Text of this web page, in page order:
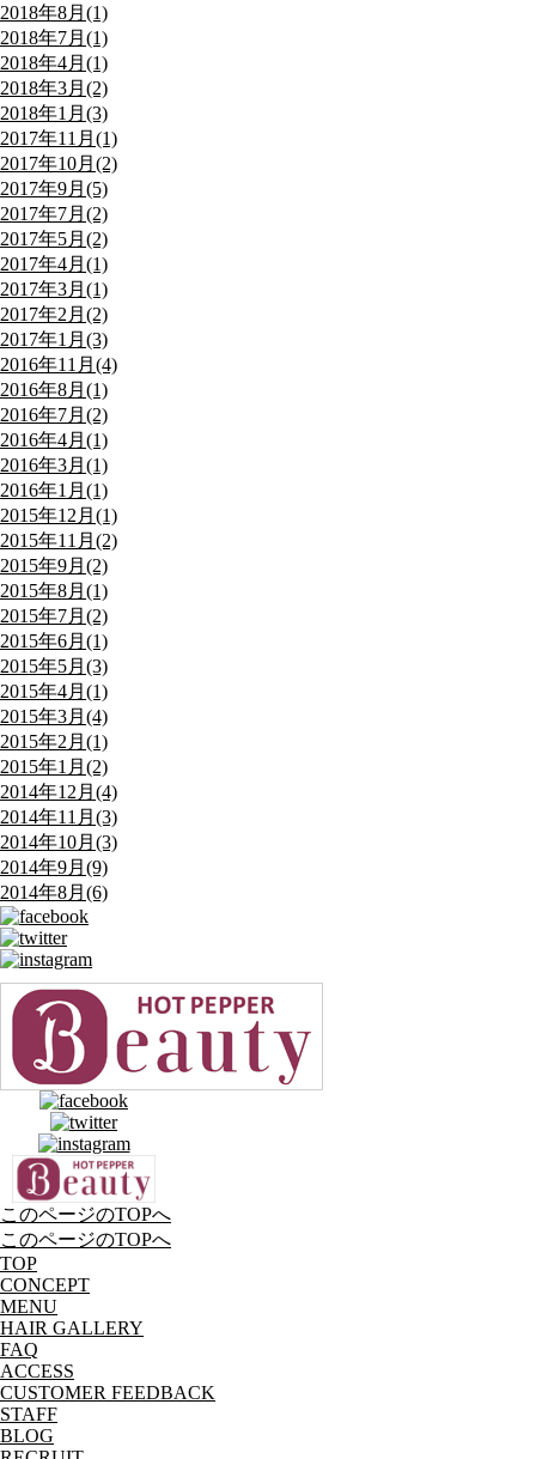
2018年8月(1)
2018年7月(1)
2018年4月(1)
2018年3月(2)
2018年1月(3)
2017年11月(1)
2017年10月(2)
2017年9月(5)
2017年7月(2)
2017年5月(2)
2017年4月(1)
2017年3月(1)
2017年2月(2)
2017年1月(3)
2016年11月(4)
2016年8月(1)
2016年7月(2)
2016年4月(1)
2016年3月(1)
2016年1月(1)
2015年12月(1)
2015年11月(2)
2015年9月(2)
2015年8月(1)
2015年7月(2)
2015年6月(1)
2015年5月(3)
2015年4月(1)
2015年3月(4)
2015年2月(1)
2015年1月(2)
2014年12月(4)
2014年11月(3)
2014年10月(3)
2014年9月(9)
2014年8月(6)
このページのTOPへ
このページのTOPへ
TOP
CONCEPT
MENU
HAIR GALLERY
FAQ
ACCESS
CUSTOMER FEEDBACK
STAFF
BLOG